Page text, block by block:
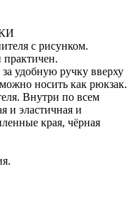
с рисунком.
практичен.
удобную ручку вверху
носить как рюкзак.
Внутри по всем
и эластичная и
края, чёрная